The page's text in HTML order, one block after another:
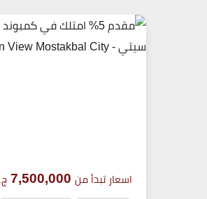
اسعار تبدأ من 7,500,000